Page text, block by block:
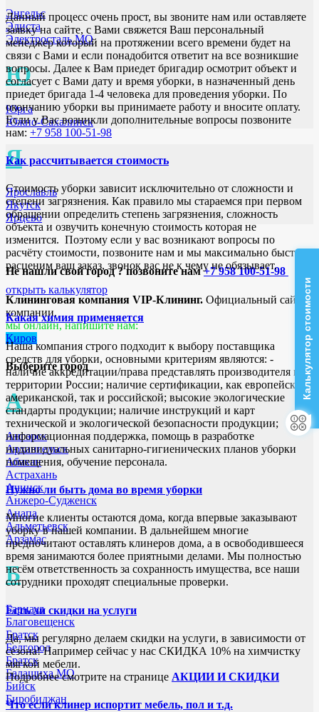
Энгельс
Элиста
Электросталь МО
Ю
Юрга
Южно-Сахалинск
Я
Ярославль
Якутск
Ярцево
Не нашли свой город ? позвоните нам+7 958 100-51-98
Клининговая компания VIP-Клининг. Официальный сайт
компании.
мы онлайн, напишите нам:
Киров
Выберите город
А
Ангарск
Архангельск
Абакан
Астрахань
Ачинск
Анжеро-Судженск
Анапа
Альметьевск
Арзамас
Б
Барнаул
Благовещенск
Братск
Белгород
Братск
Балашиха МО
Бийск
Биробиджан
Данный процесс очень прост, вы звоните нам или оставляете
заявку на сайте, с Вами свяжется Ваш персональный
менеджер который на протяжении всего времени будет на
связи с Вами и если понадобится ответит на все возникшие
вопросы. Далее к Вам приедет бригадир осмотрит объект и
согласует с Вами дату и время уборки, в назначенный день
приедет бригада 1-4 человека для проведения уборки. По
окончанию уборки вы принимаете работу и вносите оплату.
Если у Вас возникли дополнительные вопросы позвоните
нам: +7 958 100-51-98
Как рассчитывается стоимость
Стоимость уборки зависит исключительно от сложности и
степени загрязнения. Как правило мы стараемся при первом
обращении определить степень загрязнения, сложность
объекта и озвучить конечную стоимость которая не
изменится. Поэтому если у вас возникают вопросы по
расчёту стоимости, позвоните нам и мы максимально быстро
расценим ваш заказ, звонок вас не к чему не обязывает.
открыть калькулятор
Какая химия применяется
Наша компания строго подходит к выбору поставщика
средств для уборки, основными критериям являются: -
наличие аккредитации/права представлять производителя на
территории России; наличие сертификации, как европейской/
американской, так и российской; высокие экологические
стандарты продукции; наличие инструкций и карт
технической и экологической безопасности продукции;
информационная поддержка, помощь в разработке
индивидуальных санитарно-гигиенических планов уборки
помещения, обучение персонала.
Нужно ли быть дома во время уборки
Многие клиенты остаются дома, когда впервые заказывают
уборку в нашей компании. В дальнейшем многие
предпочитают оставлять клинеров дома, а в освободившееся
время занимаются более приятными делами. Мы полностью
несём ответственность за сохранность имущества, все наши
сотрудники проходят специальные проверки.
Есть ли скидки на услуги
Да, мы регулярно делаем скидки на услуги, в зависимости от
сезона! Например сейчас у нас СКИДКА 10% на химчистку
мягкой мебели.
Подробнее смотрите на странице АКЦИИ И СКИДКИ
Что если клинер испортит мебель, пол и т.д.
Калькулятор стоимости